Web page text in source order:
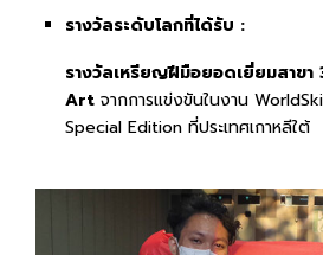
รางวัลระดับโลกที่ได้รับ :
รางวัลเหรียญฝีมือยอดเยี่ยมสาข
Art จากการแข่งขันในงาน
Special Edition ที่ประเทศเกาหลีใต้